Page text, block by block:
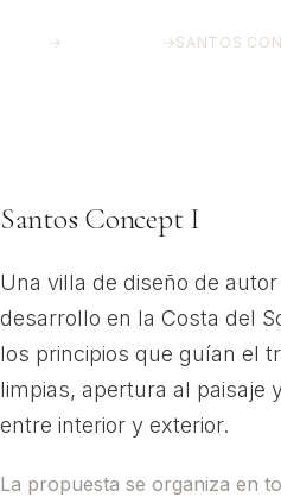
→ →SANTOS
Santos Concept I
Una villa de diseño de
desarrollo en la Costa del
los principios que guían el
limpias, apertura al paisaje
entre interior y exterior.
La propuesta se organiza en